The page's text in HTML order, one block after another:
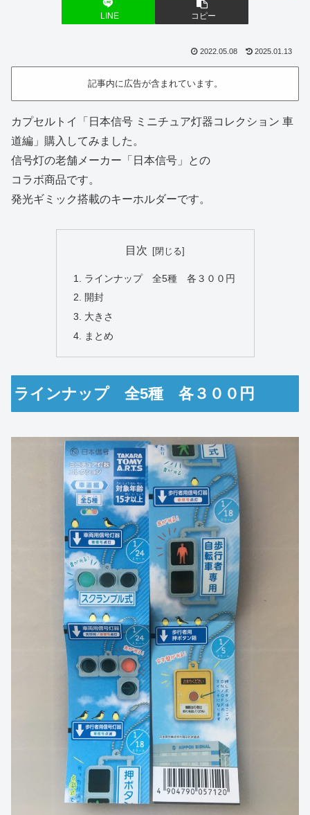
LINE コピー
2022.05.08 2025.01.13
記事内に広告が含まれています。
カプセルトイ「日本信号 ミニチュア灯器コレクション 車
道編」購入してみました。
信号灯の老舗メーカー「日本信号」との
コラボ商品です。
発光ギミック搭載のキーホルダーです。
目次
ラインナップ 全5種 各３００円
開封
大きさ
まとめ
ラインナップ 全5種 各３００円